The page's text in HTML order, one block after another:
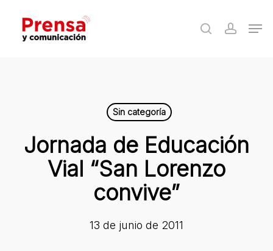
main
search
Sin categoría
Jornada de Educación
Vial “San Lorenzo
convive”
13 de junio de 2011